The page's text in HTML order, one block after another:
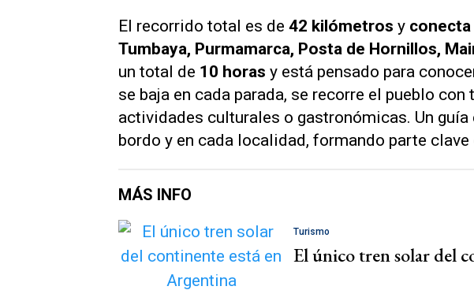
El recorrido total es de 42 kilómetros y
Tumbaya, Purmamarca, Posta de Hornillos,
un total de 10 horas y está pensado para
se baja en cada parada, se recorre el pueblo
actividades culturales o gastronómicas. Un
bordo y en cada localidad, formando parte clave
MÁS INFO
Turismo
El único tren solar del